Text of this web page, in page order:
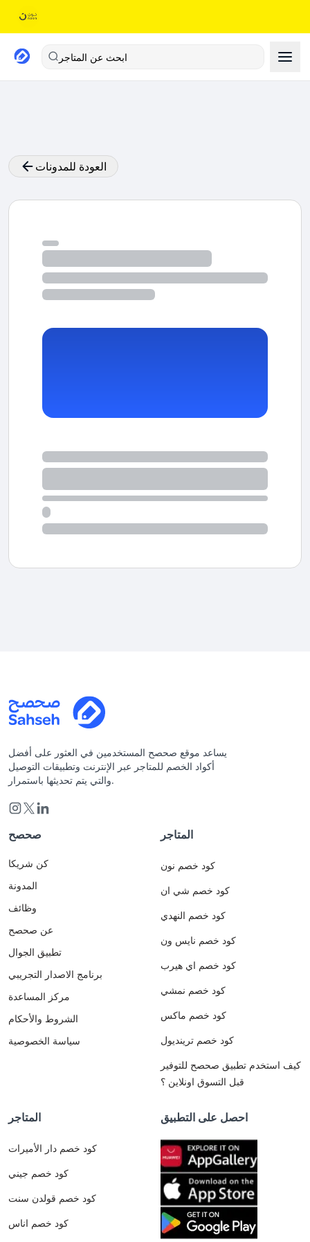
ابحث عن المتاجر
العودة للمدونات
يساعد موقع صحصح المستخدمين في العثور على أفضل
أكواد الخصم للمتاجر عبر الإنترنت وتطبيقات التوصيل
والتي يتم تحديثها باستمرار.
صحصح
كن شريكا
المدونة
وظائف
عن صحصح
تطبيق الجوال
برنامج الاصدار التجريبي
مركز المساعدة
الشروط والأحكام
سياسة الخصوصية
المتاجر
كود خصم نون
كود خصم شي ان
كود خصم النهدي
كود خصم نايس ون
كود خصم اي هيرب
كود خصم نمشي
كود خصم ماكس
كود خصم ترينديول
كيف استخدم تطبيق صحصح للتوفير
قبل التسوق اونلاين ؟
المتاجر
كود خصم دار الأميرات
كود خصم جيني
كود خصم قولدن سنت
كود خصم اناس
احصل على التطبيق